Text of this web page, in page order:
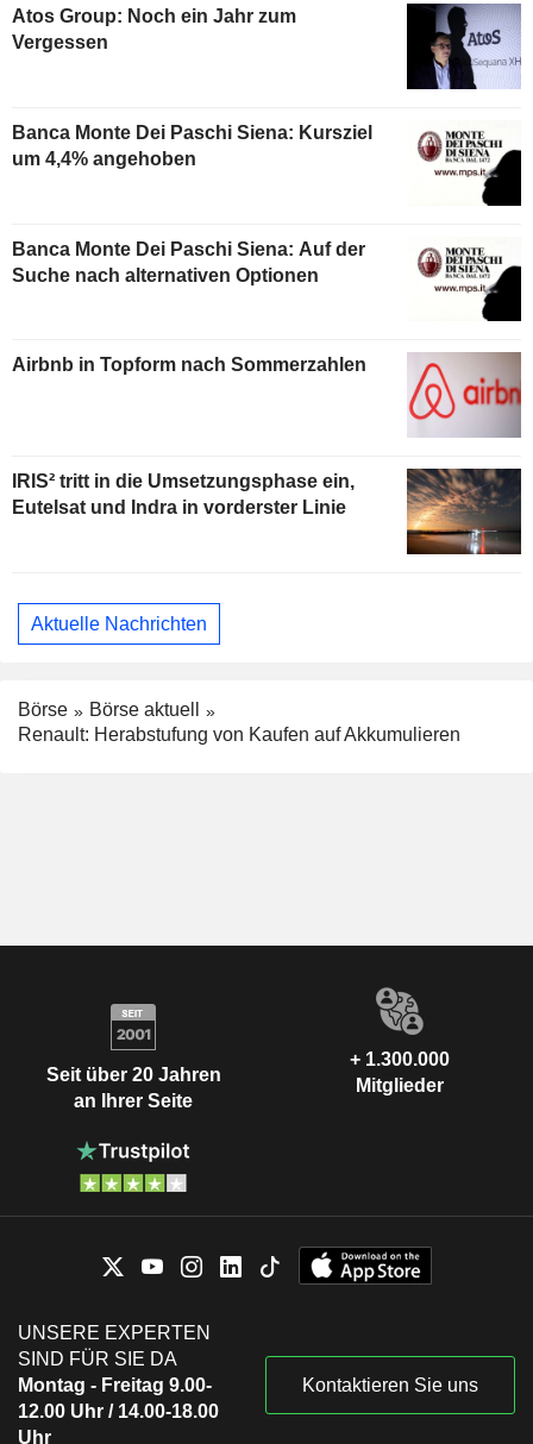
Atos Group: Noch ein Jahr zum
Vergessen
Banca Monte Dei Paschi Siena: Kursziel
um 4,4% angehoben
Banca Monte Dei Paschi Siena: Auf der
Suche nach alternativen Optionen
Airbnb in Topform nach Sommerzahlen
IRIS² tritt in die Umsetzungsphase ein,
Eutelsat und Indra in vorderster Linie
Aktuelle Nachrichten
Börse
Börse aktuell
Renault: Herabstufung von Kaufen auf Akkumulieren
Seit über 20 Jahren
an Ihrer Seite
+ 1.300.000
Mitglieder
UNSERE EXPERTEN
SIND FÜR SIE DA
Montag - Freitag 9.00-
12.00 Uhr / 14.00-18.00
Uhr
Kontaktieren Sie uns